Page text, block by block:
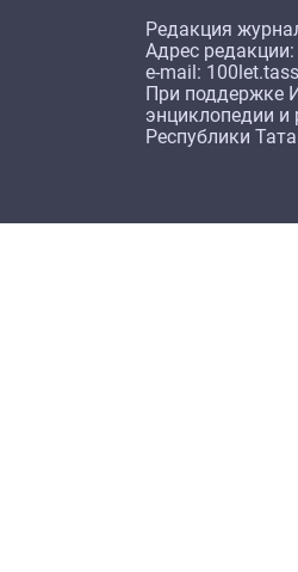
Редакция
Адрес редакции:
e-mail:
При поддержке
энциклопедии и
Республики